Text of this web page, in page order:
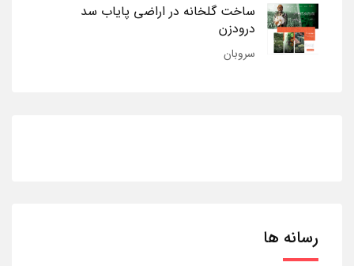
ساخت گلخانه در اراضی پایاب سد
درودزن
سروبان
رسانه ها